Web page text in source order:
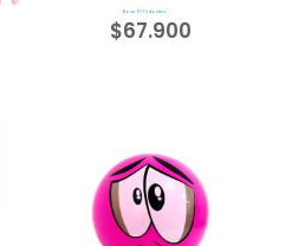
Base 10 Didactico
$67.900